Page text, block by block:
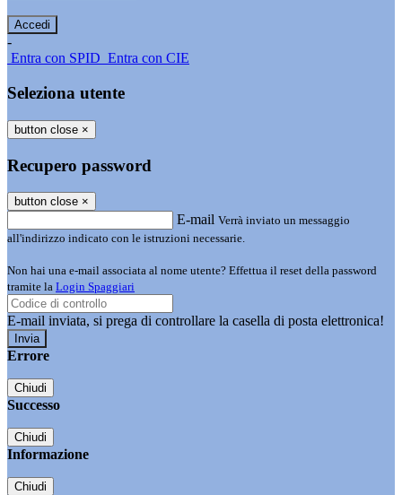
-
Entra con SPID Entra con CIE
Seleziona utente
button close ×
Recupero password
button close ×
E-mail Verrà inviato un messaggio
all'indirizzo indicato con le istruzioni necessarie.
Non hai una e-mail associata al nome utente? Effettua il reset della password
tramite la Login Spaggiari
E-mail inviata, si prega di controllare la casella di posta elettronica!
Errore
Chiudi
Successo
Chiudi
Informazione
Chiudi